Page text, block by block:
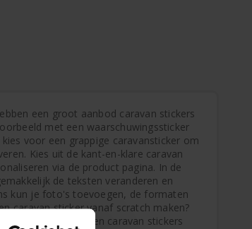
een groot aanbod caravan stickers
met een waarschuwingssticker
voor een grappige caravansticker om
Kies uit de kant-en-klare caravan
via de product pagina. In de
de teksten veranderen en
kun je foto's toevoegen, de formaten
caravan sticker vanaf scratch maken?
waarbij jij je eigen caravan stickers